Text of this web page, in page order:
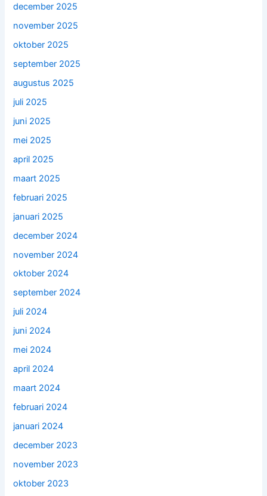
december 2025
november 2025
oktober 2025
september 2025
augustus 2025
juli 2025
juni 2025
mei 2025
april 2025
maart 2025
februari 2025
januari 2025
december 2024
november 2024
oktober 2024
september 2024
juli 2024
juni 2024
mei 2024
april 2024
maart 2024
februari 2024
januari 2024
december 2023
november 2023
oktober 2023